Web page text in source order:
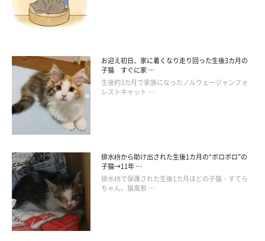
お迎え初日、家に着くなり走り回った生後3カ月の
子猫 すぐに家 …
生後約3カ月で家族になったノルウェージャンフォ
レストキャット …
排水枡から助け出された生後1カ月の“ボロボロ”の
子猫→11年 …
排水枡で保護された生後1カ月ほどの子猫・すてら
ちゃん。猫風邪 …